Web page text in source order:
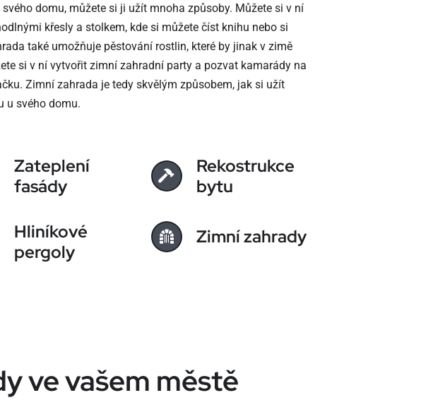
domu, můžete si ji užít mnoha způsoby. Můžete si v ní
křesly a stolkem, kde si můžete číst knihu nebo si
také umožňuje pěstování rostlin, které by jinak v zimě
si v ní vytvořit zimní zahradní party a pozvat kamarády na
Zimní zahrada je tedy skvělým způsobem, jak si užít
u svého domu.
Zateplení
fasády
Rekostrukce
bytu
Hliníkové
pergoly
Zimní zahrady
ve vašem městě